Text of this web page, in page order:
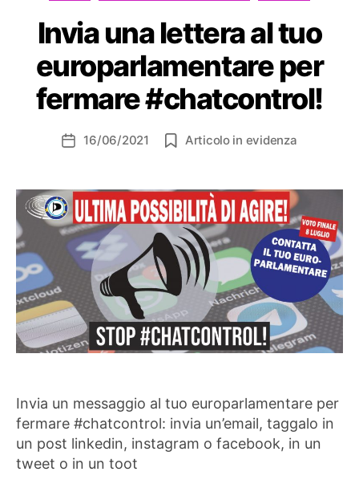
Invia una lettera al tuo
europarlamentare per
fermare #chatcontrol!
Data16/06/2021 Articolo in evidenza
Invia un messaggio al tuo europarlamentare per
fermare #chatcontrol: invia un’email, taggalo in
un post linkedin, instagram o facebook, in un
tweet o in un toot